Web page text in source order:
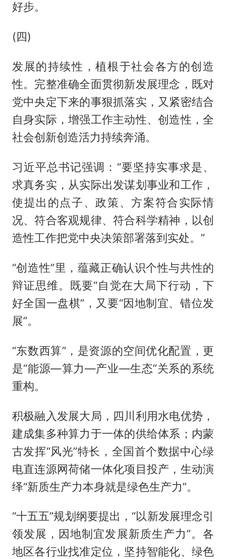
好步。
(四)
发展的持续性，植根于社会各方的创造
性。完整准确全面贯彻新发展理念，既对
党中央定下来的事狠抓落实，又紧密结合
自身实际，增强工作主动性、创造性，全
社会创新创造活力持续奔涌。
习近平总书记强调：“要坚持实事求是、
求真务实，从实际出发谋划事业和工作，
使提出的点子、政策、方案符合实际情
况、符合客观规律、符合科学精神，以创
造性工作把党中央决策部署落到实处。”
“创造性”里，蕴藏正确认识个性与共性的
辩证思维。既要“自觉在大局下行动，下
好全国一盘棋”，又要“因地制宜、错位发
展”。
“东数西算”，是资源的空间优化配置，更
是“能源—算力—产业—生态”关系的系统
重构。
积极融入发展大局，四川利用水电优势，
建成集多种算力于一体的供给体系；内蒙
古发挥“风光”特长，全国首个数据中心绿
电直连源网荷储一体化项目投产，生动演
绎“新质生产力本身就是绿色生产力”。
“十五五”规划纲要提出，“以新发展理念引
领发展，因地制宜发展新质生产力”。各
地区各行业找准定位，坚持智能化、绿色